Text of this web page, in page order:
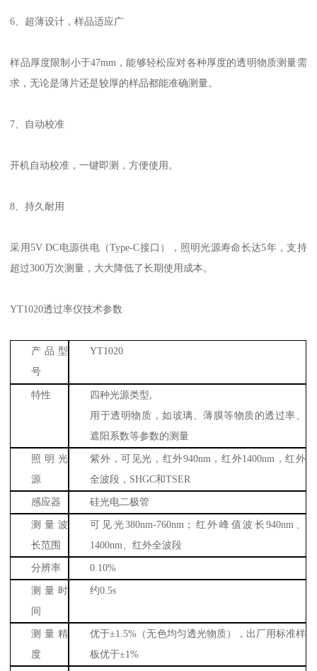
6 、超薄设计，样品适应广
样品厚度限制小于47mm ，能够轻松应对各种厚度的透明物质测量需
求，无论是薄片还是较厚的样品都能准确测量。
7 、自动校准
开机自动校准，一键即测，方便使用。
8 、持久耐用
采用5V DC电源供电（Type-C接口），照明光源寿命长达5年，支持
超过300万次测量，大大降低了长期使用成本。
YT1020透过率仪技术参数
产品型
号
YT1020
特性 四种光源类型,
用于透明物质，如玻璃、薄膜等物质的透过率、
遮阳系数等参数的测量
照明光
源
紫外，可见光，红外940nm，红外1400nm ，红外
全波段， SHGC和TSER
感应器 硅光电二极管
测量波
长范围
可见光380nm-760nm ；红外峰值波长940nm 、
1400nm、红外全波段
分辨率 0.10%
测量时
间
约0.5s
测量精
度
优于±1.5% （无色均匀透光物质），出厂用标准样
板优于±1%